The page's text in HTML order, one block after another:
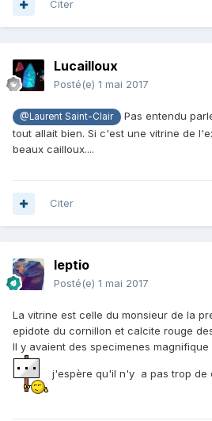
Citer
Lucailloux
Posté(e) 1 mai 2017
@Laurent Saint-Clair
Pas entendu
tout allait bien. Si c'est une vitrine de
beaux cailloux....
Citer
leptio
Posté(e) 1 mai 2017
La vitrine est celle du monsieur de la
epidote du cornillon et calcite rouge
Il y avaient des specimenes
j'espère qu'il n'y a pas trop de